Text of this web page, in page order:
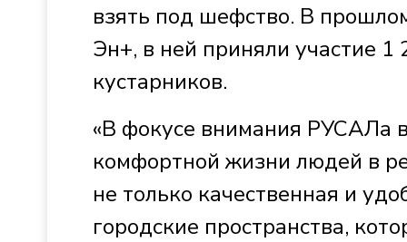
взять под шефство. В
Эн+, в ней приняли участие
кустарников.
«В фокусе внимания РУСАЛа
комфортной жизни людей в
не только качественная и
городские пространства,